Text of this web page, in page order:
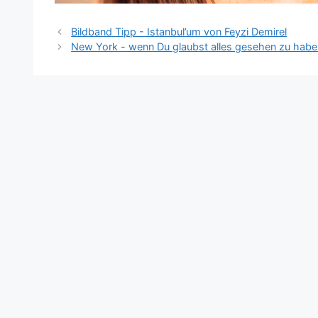
Bildband Tipp - Istanbul’um von Feyzi Demirel
New York - wenn Du glaubst alles gesehen zu